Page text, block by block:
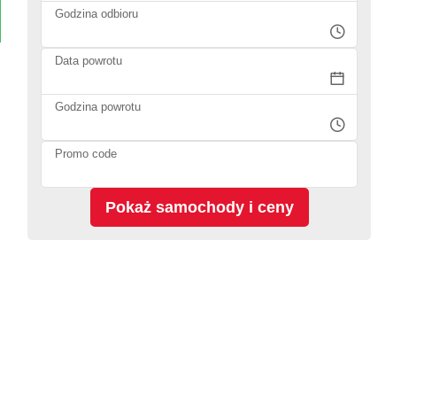
Godzina odbioru
Data powrotu
Godzina powrotu
Promo code